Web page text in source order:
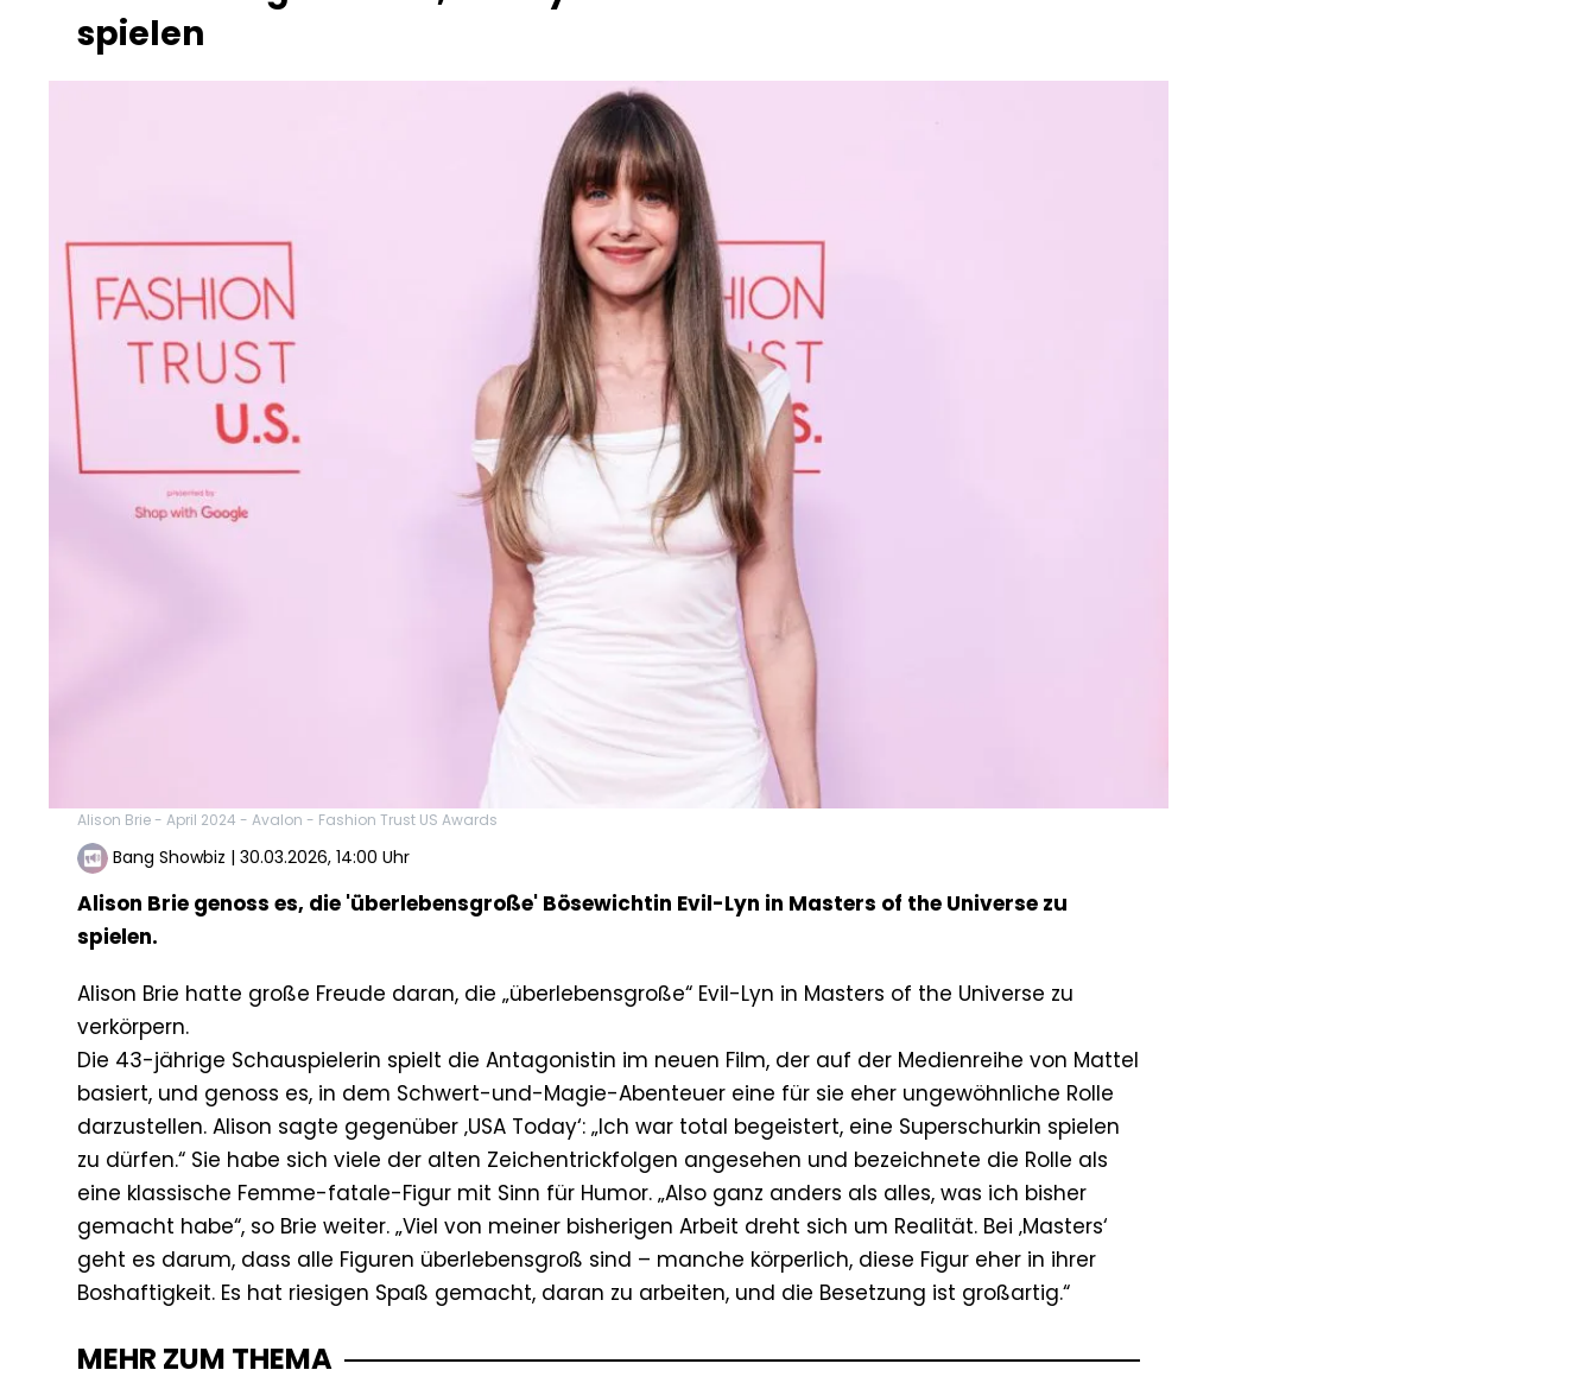
spielen
Alison Brie - April 2024 - Avalon - Fashion Trust US Awards
Bang Showbiz | 30.03.2026, 14:00 Uhr
Alison Brie genoss es, die 'überlebensgroße' Bösewichtin Evil-Lyn in Masters of the Universe zu
spielen.
Alison Brie hatte große Freude daran, die „überlebensgroße“ Evil-Lyn in Masters of the Universe zu
verkörpern.
Die 43-jährige Schauspielerin spielt die Antagonistin im neuen Film, der auf der Medienreihe von Mattel
basiert, und genoss es, in dem Schwert-und-Magie-Abenteuer eine für sie eher ungewöhnliche Rolle
darzustellen. Alison sagte gegenüber ‚USA Today‘: „Ich war total begeistert, eine Superschurkin spielen
zu dürfen.“ Sie habe sich viele der alten Zeichentrickfolgen angesehen und bezeichnete die Rolle als
eine klassische Femme-fatale-Figur mit Sinn für Humor. „Also ganz anders als alles, was ich bisher
gemacht habe“, so Brie weiter. „Viel von meiner bisherigen Arbeit dreht sich um Realität. Bei ‚Masters‘
geht es darum, dass alle Figuren überlebensgroß sind – manche körperlich, diese Figur eher in ihrer
Boshaftigkeit. Es hat riesigen Spaß gemacht, daran zu arbeiten, und die Besetzung ist großartig.“
MEHR ZUM THEMA